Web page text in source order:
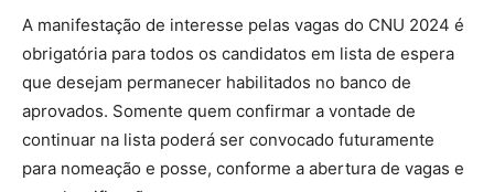
A manifestação de interesse pelas vagas do CNU 2024 é
obrigatória para todos os candidatos em lista de espera
que desejam permanecer habilitados no banco de
aprovados. Somente quem confirmar a vontade de
continuar na lista poderá ser convocado futuramente
para nomeação e posse, conforme a abertura de vagas e